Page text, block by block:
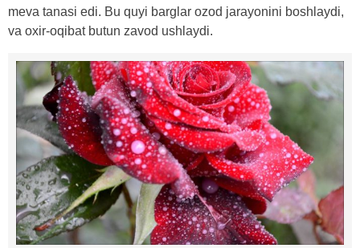
meva tanasi edi. Bu quyi barglar ozod jarayonini boshlaydi,
va oxir-oqibat butun zavod ushlaydi.